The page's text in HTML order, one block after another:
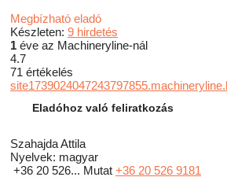
Megbízható eladó
Készleten: 9 hirdetés
1 éve az Machineryline-nál
4.7
71 értékelés
Eladóhoz való feliratkozás
Szahajda Attila
Nyelvek: magyar
+36 20 526... Mutat +36 20 526 9181